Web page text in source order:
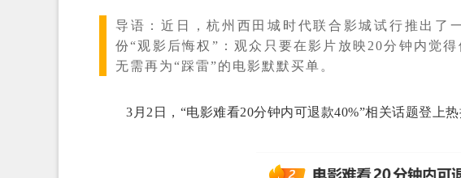
导语：近日，杭州西田城时代联合影城试行推出了
份“观影后悔权”：观众只要在影片放映20分钟内觉
无需再为“踩雷”的电影默默买单。
3月2日，“电影难看20分钟内可退款40%”相关话题登上热